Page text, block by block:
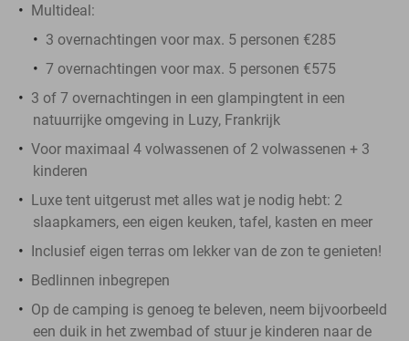
Multideal:
3 overnachtingen voor max. 5 personen €285
7 overnachtingen voor max. 5 personen €575
3 of 7 overnachtingen in een glampingtent in een
natuurrijke omgeving in Luzy, Frankrijk
Voor maximaal 4 volwassenen of 2 volwassenen + 3
kinderen
Luxe tent uitgerust met alles wat je nodig hebt: 2
slaapkamers, een eigen keuken, tafel, kasten en meer
Inclusief eigen terras om lekker van de zon te genieten!
Bedlinnen inbegrepen
Op de camping is genoeg te beleven, neem bijvoorbeeld
een duik in het zwembad of stuur je kinderen naar de